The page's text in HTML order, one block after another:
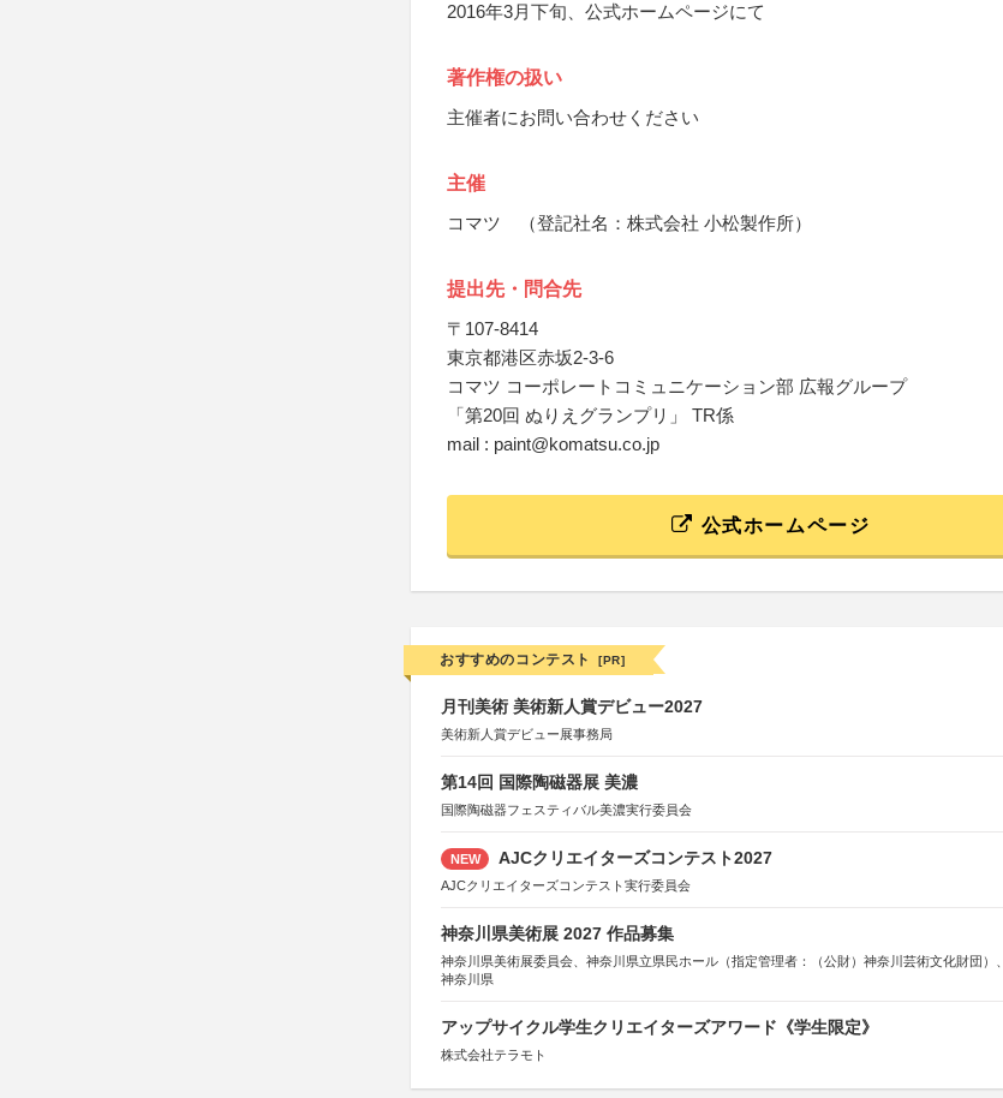
2016年3月下旬、公式ホームページにて
著作権の扱い
主催者にお問い合わせください
主催
コマツ （登記社名：株式会社 小松製作所）
提出先・問合先
〒107-8414
東京都港区赤坂2-3-6
コマツ コーポレートコミュニケーション部 広報グループ
「第20回 ぬりえグランプリ」 TR係
mail : paint@komatsu.co.jp
公式ホームページ
おすすめのコンテスト [PR]
月刊美術 美術新人賞デビュー2027
美術新人賞デビュー展事務局
第14回 国際陶磁器展 美濃
国際陶磁器フェスティバル美濃実行委員会
NEW AJCクリエイターズコンテスト2027
AJCクリエイターズコンテスト実行委員会
神奈川県美術展 2027 作品募集
神奈川県美術展委員会、神奈川県立県民ホール（指定管理者：（公財）神奈川芸術文化財団）、
神奈川県
アップサイクル学生クリエイターズアワード《学生限定》
株式会社テラモト